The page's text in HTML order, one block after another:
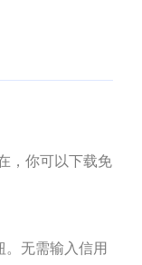
，你可以下载免
。无需输入信用